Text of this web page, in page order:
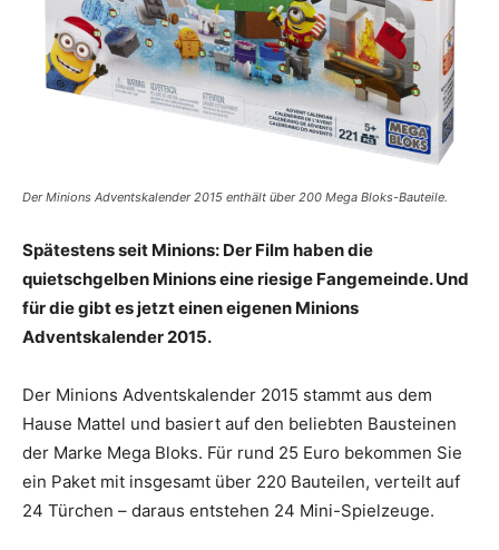
Der Minions Adventskalender 2015 enthält über 200 Mega Bloks-Bauteile.
Spätestens seit Minions: Der Film haben die
quietschgelben Minions eine riesige Fangemeinde. Und
für die gibt es jetzt einen eigenen Minions
Adventskalender 2015.
Der Minions Adventskalender 2015 stammt aus dem
Hause Mattel und basiert auf den beliebten Bausteinen
der Marke Mega Bloks. Für rund 25 Euro bekommen Sie
ein Paket mit insgesamt über 220 Bauteilen, verteilt auf
24 Türchen – daraus entstehen 24 Mini-Spielzeuge.